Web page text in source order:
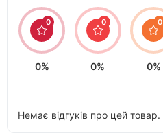
0
0%
0
0%
0
0%
Немає відгуків про цей товар.